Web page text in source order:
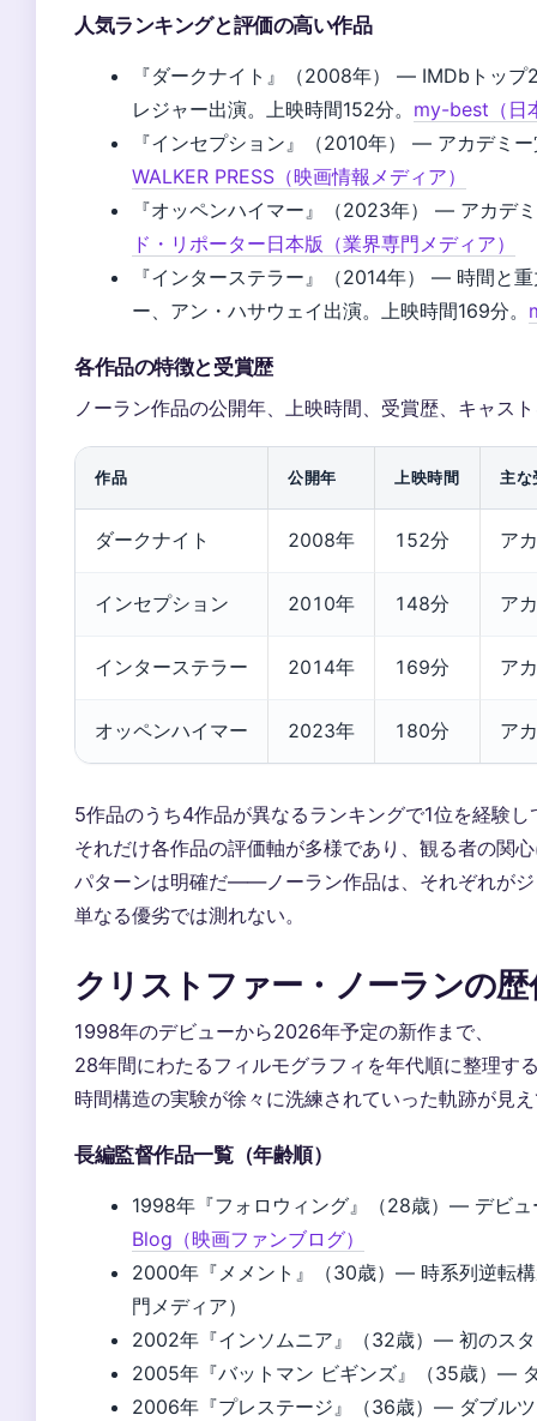
人気ランキングと評価の高い作品
『ダークナイト』（2008年） — IMDbトッ
レジャー出演。上映時間152分。 my-best（日
『インセプション』（2010年） — アカデミ
WALKER PRESS（映画情報メディア）
『オッペンハイマー』（2023年） — アカデ
ド・リポーター日本版（業界専門メディア）
『インターステラー』（2014年） — 時間と
ー、アン・ハサウェイ出演。上映時間169分。
各作品の特徴と受賞歴
ノーラン作品の公開年、上映時間、受賞歴、キャス
作品 公開年 上映時間 主な
ダークナイト 2008年 152分 ア
インセプション 2010年 148分 ア
インターステラー 2014年 169分 ア
オッペンハイマー 2023年 180分 ア
5作品のうち4作品が異なるランキングで1位を経験し
それだけ各作品の評価軸が多様であり、観る者の関
パターンは明確だ——ノーラン作品は、それぞれが
単なる優劣では測れない。
クリストファー・ノーランの
1998年のデビューから2026年予定の新作まで、
28年間にわたるフィルモグラフィを年代順に整理す
時間構造の実験が徐々に洗練されていった軌跡が見
長編監督作品一覧（年齢順）
1998年『フォロウィング』（28歳）— デビ
Blog（映画ファンブログ）
2000年『メメント』（30歳）— 時系列逆転
門メディア）
2002年『インソムニア』（32歳）— 初のス
2005年『バットマン ビギンズ』（35歳）—
2006年『プレステージ』（36歳）— ダブル